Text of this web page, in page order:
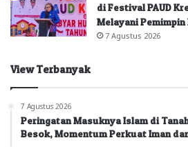
di Festival PAUD
Melayani Pemimpin
7 Agustus 2026
View Terbanyak
7 Agustus 2026
Peringatan Masuknya Islam di
Besok, Momentum Perkuat Iman